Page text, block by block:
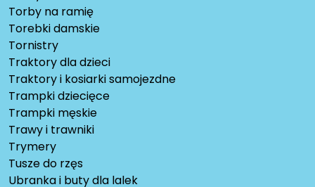
Torby na ramię
Torebki damskie
Tornistry
Traktory dla dzieci
Traktory i kosiarki samojezdne
Trampki dziecięce
Trampki męskie
Trawy i trawniki
Trymery
Tusze do rzęs
Ubranka i buty dla lalek